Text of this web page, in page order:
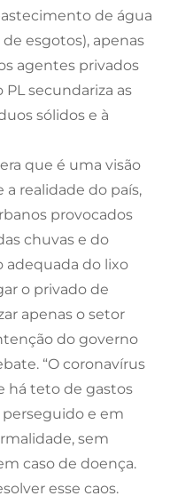
de água
esgotos), apenas
agentes privados
PL secundariza as
sólidos e à
que é uma visão
realidade do país,
provocados
chuvas e do
adequada do lixo
o privado de
apenas o setor
do governo
“O coronavírus
há teto de gastos
perseguido e em
sem
caso de doença.
esse caos.